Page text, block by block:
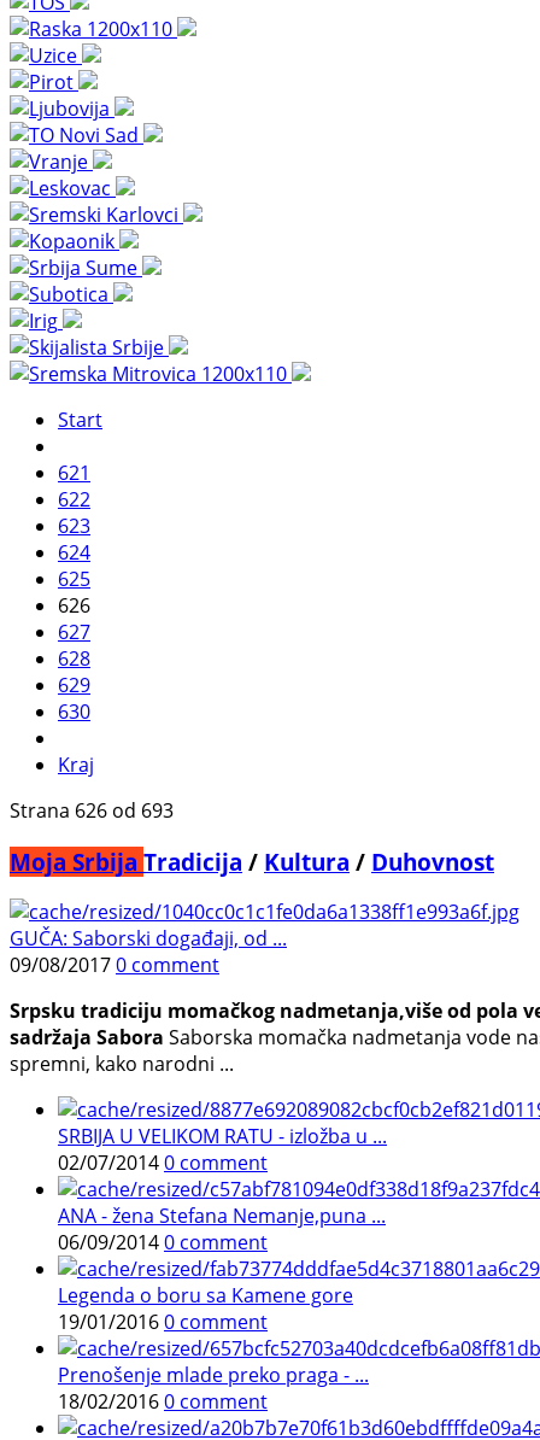
Start
621
622
623
624
625
626
627
628
629
630
Kraj
Strana 626 od 693
Moja Srbija Tradicija / Kultura / Duhovnost
GUČA: Saborski događaji, od ...
09/08/20170 comment
Srpsku tradiciju momačkog nadmetanja,više od pola
sadržaja Sabora Saborska momačka nadmetanja vode
spremni, kako narodni ...
SRBIJA U VELIKOM RATU - izložba u ...
02/07/20140 comment
ANA - žena Stefana Nemanje,puna ...
06/09/20140 comment
Legenda o boru sa Kamene gore
19/01/20160 comment
Prenošenje mlade preko praga - ...
18/02/20160 comment